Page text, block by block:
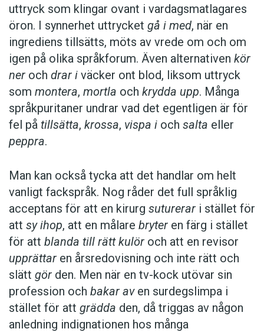
uttryck som klingar ovant i vardagsmatlagares
öron. I synnerhet uttrycket gå i med, när en
ingrediens tillsätts, möts av vrede om och om
igen på olika språkforum. Även alternativen kör
ner och drar i väcker ont blod, liksom uttryck
som montera, mortla och krydda upp. Många
språkpuritaner undrar vad det egentligen är för
fel på tillsätta, krossa, vispa i och salta eller
peppra.
Man kan också tycka att det handlar om helt
vanligt fackspråk. Nog råder det full språklig
acceptans för att en kirurg suturerar i stället för
att sy ihop, att en målare bryter en färg i stället
för att blanda till rätt kulör och att en revisor
upprättar en årsredovisning och inte rätt och
slätt gör den. Men när en tv-kock utövar sin
profession och bakar aven surdegslimpa i
stället för att grädda den, då triggas av någon
anledning indignationen hos många